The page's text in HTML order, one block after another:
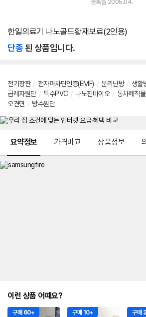
등록월 2005.04.
한일의료기 나노골드황재보료(2인용)
단종된 상품입니다.
전기장판 / 전자파차단인증(EMF) / 분리난방 / 생활
급레자원단 / 특수PVC / 나노진바이오 / 동차폐직물
오견면 / 방수원단
요약정보 가격비교 상품정보
이런 상품 어때요?
구매 60+ 구매 10+ 구매